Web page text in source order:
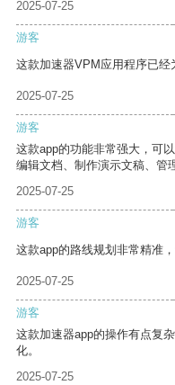
2025-07-25
游客
这款加速器VPM应用程序已经
2025-07-25
游客
这款app的功能非常强大，可
编辑文档、制作演示文稿、管
2025-07-25
游客
这款app的路线规划非常精准
2025-07-25
游客
这款加速器app的操作有点复
化。
2025-07-25